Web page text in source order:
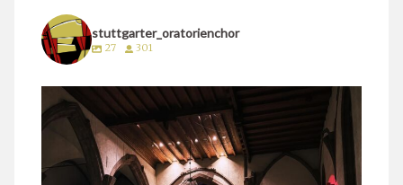
stuttgarter_oratorienchor
27 301
stuttgarter_oratorienchor
März 24